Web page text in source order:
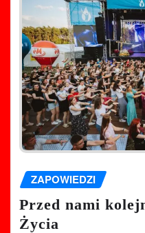
ZAPOWIEDZI
Przed nami
Życia